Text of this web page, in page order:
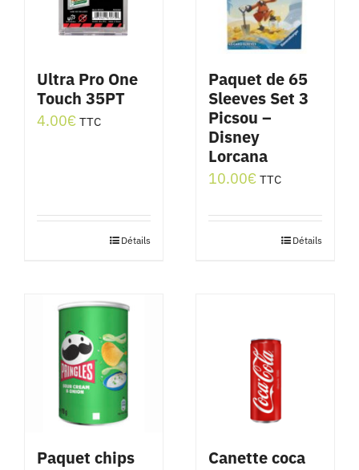
Ultra Pro One
Touch 35PT
4.00€ TTC
Détails
Paquet de 65
Sleeves Set 3
Picsou –
Disney
Lorcana
10.00€ TTC
Détails
Paquet chips
Canette coca